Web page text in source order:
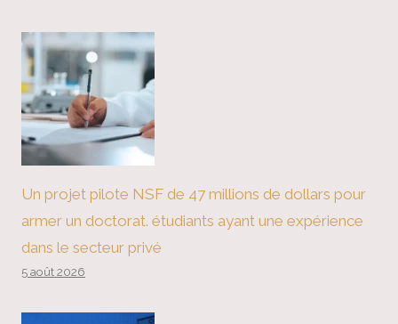
Un projet pilote NSF de 47 millions de dollars pour
armer un doctorat. étudiants ayant une expérience
dans le secteur privé
5 août 2026